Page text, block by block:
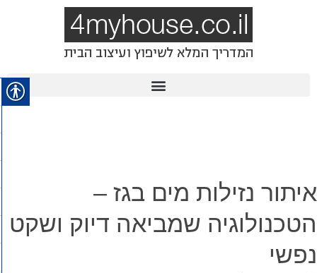
איתור נזילות מים בגז –
הטכנולוגיה שמביאה דיוק ושקט
נפשי